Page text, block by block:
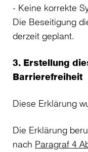
Keine korrekte
Die Beseitigung
derzeit geplant.
3. Erstellung
Barrierefreiheit
Diese Erklärung
Die Erklärung
nach Paragraf 4